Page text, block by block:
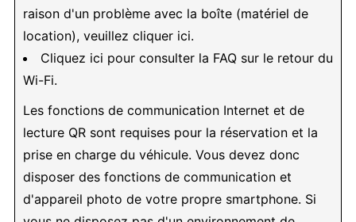
raison d'un problème avec la boîte (matériel de
location), veuillez cliquer ici.
Cliquez ici pour consulter la FAQ sur le retour du
Wi-Fi.
Les fonctions de communication Internet et de
lecture QR sont requises pour la réservation et la
prise en charge du véhicule. Vous devez donc
disposer des fonctions de communication et
d'appareil photo de votre propre smartphone. Si